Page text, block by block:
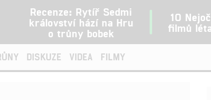
Recenze: Rytíř Sedmi
království hází na Hru
o trůny bobek
10
filmů
DISKUZE VIDEA FILMY